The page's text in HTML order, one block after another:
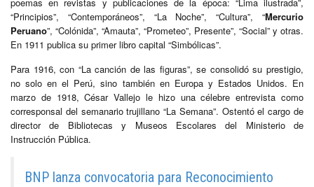
“Principios”, “Contemporáneos”, “La Noche”, “Cultura”, “Mercurio
Peruano”, “Colónida”, “Amauta”, “Prometeo”, Presente”, “Social” y otras.
En 1911 publica su primer libro capital “Simbólicas”.
Para 1916, con “La canción de las figuras”, se consolidó su prestigio,
no solo en el Perú, sino también en Europa y Estados Unidos. En
marzo de 1918, César Vallejo le hizo una célebre entrevista como
corresponsal del semanario trujillano “La Semana”. Ostentó el cargo de
director de Bibliotecas y Museos Escolares del Ministerio de
Instrucción Pública.
BNP lanza convocatoria para Reconocimiento